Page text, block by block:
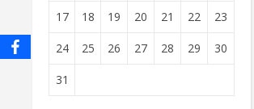
17 18 19 20 21 22 23
24 25 26 27 28 29 30
31